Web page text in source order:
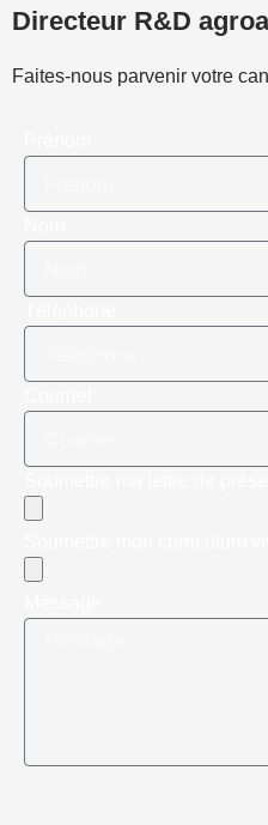
Directeur R&D
Faites-nous parvenir votre